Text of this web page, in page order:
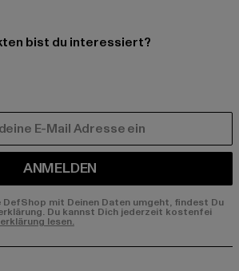
bist du interessiert?
ANMELDEN
mit Deinen Daten umgeht, findest Du
Du kannst Dich jederzeit kostenfei
lesen.